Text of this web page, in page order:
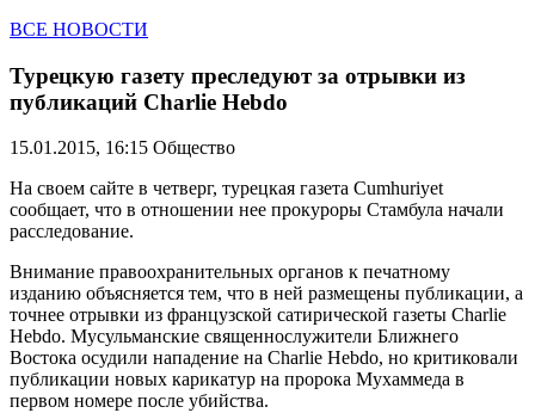
ВСЕ НОВОСТИ
Турецкую газету преследуют за отрывки из
публикаций Charlie Hebdo
15.01.2015, 16:15 Общество
На своем сайте в четверг, турецкая газета Cumhuriyet
сообщает, что в отношении нее прокуроры Стамбула начали
расследование.
Внимание правоохранительных органов к печатному
изданию объясняется тем, что в ней размещены публикации, а
точнее отрывки из французской сатирической газеты Charlie
Hebdo. Мусульманские священнослужители Ближнего
Востока осудили нападение на Charlie Hebdo, но критиковали
публикации новых карикатур на пророка Мухаммеда в
первом номере после убийства.